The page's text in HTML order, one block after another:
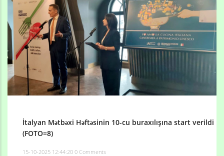
İtalyan Mətbəxi Həftəsinin 10-cu buraxılışına start verildi
(FOTO=8)
15-10-2025 12:44:20 0 Comments